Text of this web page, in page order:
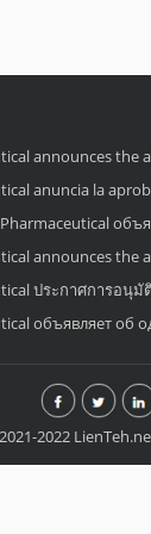
announces the
anuncia la
объявляет об
announces the
ประกาศการอนุมั
объявляет об
2022